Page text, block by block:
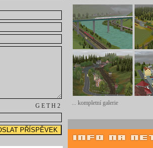
G E T H 2
... kompletní galerie